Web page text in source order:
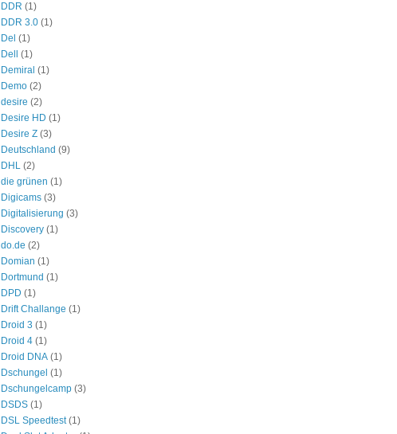
DDR (1)
DDR 3.0 (1)
Del (1)
Dell
(1)
Demiral (1)
Demo (2)
desire (2)
Desire HD (1)
Desire Z (3)
Deutschland (9)
DHL (2)
die grünen (1)
Digicams (3)
Digitalisierung (3)
Discovery (1)
do.de (2)
Domian (1)
Dortmund (1)
DPD (1)
Drift Challange (1)
Droid 3 (1)
Droid 4 (1)
Droid DNA (1)
Dschungel (1)
Dschungelcamp (3)
DSDS (1)
DSL Speedtest (1)